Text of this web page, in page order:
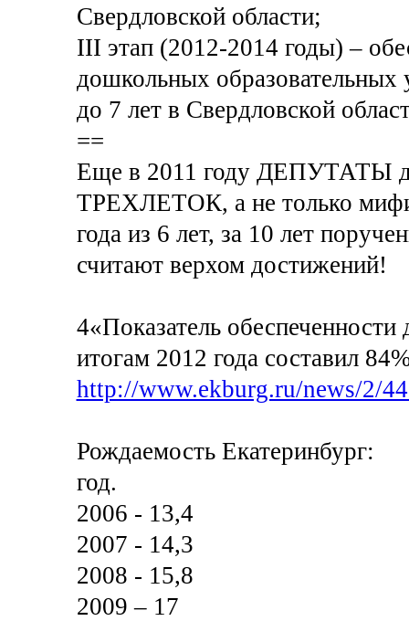
Свердловской области;
III этап (2012-2014 годы) –
дошкольных образовательных
до 7 лет в Свердловской
==
Еще в 2011 году ДЕПУТАТЫ
ТРЕХЛЕТОК, а не только
года из 6 лет, за 10 лет
считают верхом достижений!
4«Показатель обеспеченности
итогам 2012 года составил
http://www.ekburg.ru/news/2/
Рождаемость Екатеринбург:
год.
2006 - 13,4
2007 - 14,3
2008 - 15,8
2009 – 17